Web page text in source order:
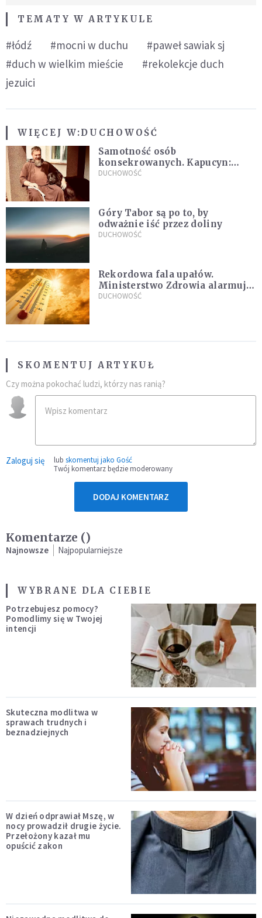
TEMATY W ARTYKULE
#łódź #mocni w duchu
#paweł sawiak sj
#duch w wielkim mieście
#rekolekcje duch
jezuici
WIĘCEJ W:DUCHOWOŚĆ
Samotność osób
konsekrowanych. Kapucyn:
Życie w pojedynkę rzadko jest
DUCHOWOŚĆ
Góry Tabor są po to, by
odważnie iść przez doliny
DUCHOWOŚĆ
Rekordowa fala upałów.
Ministerstwo Zdrowia alarmuje
po doświadczeniach z czerwca
DUCHOWOŚĆ
SKOMENTUJ ARTYKUŁ
Czy można pokochać ludzi, którzy nas ranią?
Zaloguj się lub skomentuj jako Gość
Twój komentarz będzie moderowany
DODAJ KOMENTARZ
Komentarze ()
Najnowsze Najpopularniejsze
WYBRANE DLA CIEBIE
Potrzebujesz pomocy?
Pomodlimy się w Twojej
intencji
Skuteczna modlitwa w
sprawach trudnych i
beznadziejnych
W dzień odprawiał Mszę, w
nocy prowadził drugie życie.
Przełożony kazał mu
opuścić zakon